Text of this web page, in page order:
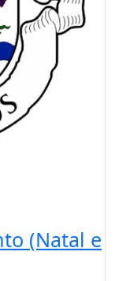
(Natal e